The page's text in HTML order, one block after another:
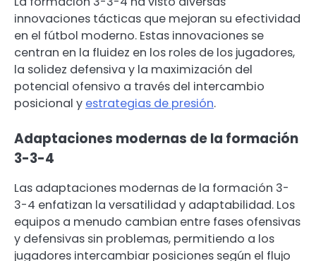
innovaciones tácticas que mejoran su efectividad
en el fútbol moderno. Estas innovaciones se
centran en la fluidez en los roles de los jugadores,
la solidez defensiva y la maximización del
potencial ofensivo a través del intercambio
posicional y estrategias de presión.
Adaptaciones modernas de la formación
3-3-4
Las adaptaciones modernas de la formación 3-
3-4 enfatizan la versatilidad y adaptabilidad. Los
equipos a menudo cambian entre fases ofensivas
y defensivas sin problemas, permitiendo a los
jugadores intercambiar posiciones según el flujo